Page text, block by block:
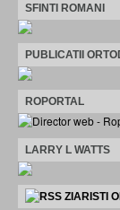
SFINTI ROMANI
PUBLICATII
ROPORTAL
LARRY L WATTS
ZIARISTI